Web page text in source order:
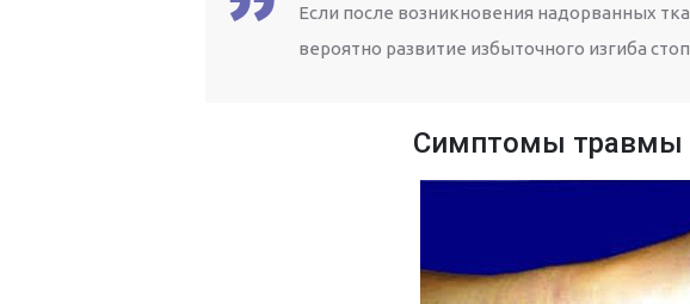
Если после возникновения надорванных
вероятно развитие избыточного изгиба
Симптомы травмы